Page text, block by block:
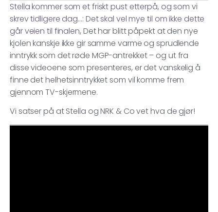
Stella kommer som et friskt pust etterpå, og som vi
skrev tidligere dag…: Det skal vel mye til om ikke dette
går veien til finalen, Det har blitt påpekt at den nye
kjolen kanskje ikke gir samme varme og sprudlende
inntrykk som det røde MGP-antrekket – og ut fra
disse videoene som presenteres, er det vanskelig å
finne det helhetsinntrykket som vil komme frem
gjennom TV-skjermene.
Vi satser på at Stella og NRK & Co vet hva de gjør!